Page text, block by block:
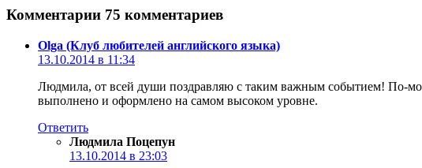
Комментарии 75 комментариев
Olga (Клуб любителей английского языка)
13.10.2014 в 11:34
Людмила, от всей души поздравляю с таким важным событием! По-
выполнено и оформлено на самом высоком уровне.
Ответить
Людмила Поцепун
13.10.2014 в 23:03